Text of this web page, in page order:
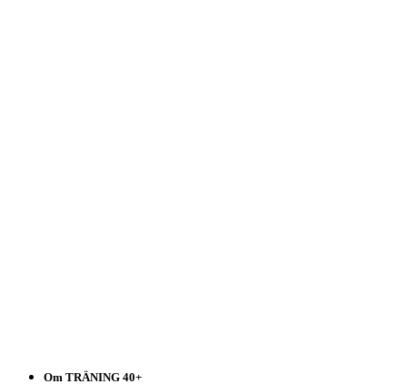
Om TRÄNING 40+